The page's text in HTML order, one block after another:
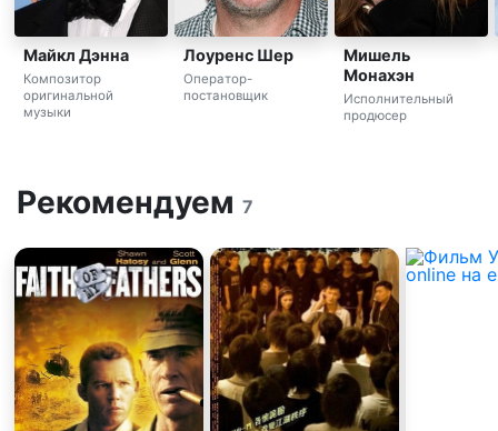
Майкл Дэнна
Композитор
оригинальной
музыки
Лоуренс Шер
Оператор-
постановщик
Мишель
Монахэн
Исполнительный
продюсер
Рекомендуем 7